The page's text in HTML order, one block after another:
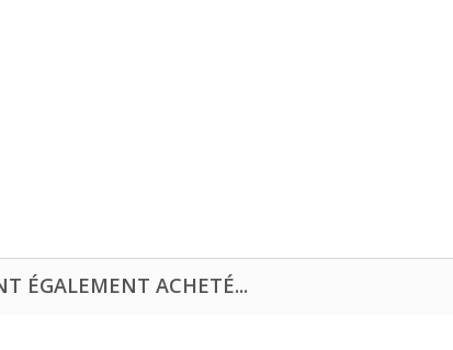
ÉGALEMENT ACHETÉ...